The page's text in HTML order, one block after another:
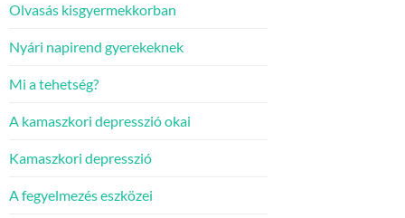
Olvasás kisgyermekkorban
Nyári napirend gyerekeknek
Mi a tehetség?
A kamaszkori depresszió okai
Kamaszkori depresszió
A fegyelmezés eszközei